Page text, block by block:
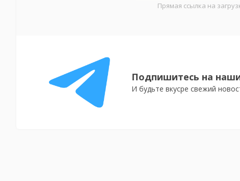
Прямая ссылка на
Подпишитесь на
И будьте вкусре свежий